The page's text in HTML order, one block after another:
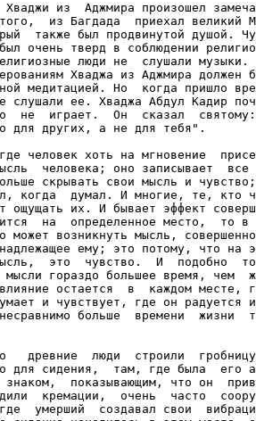
Хваджи из  Аджмира произошел
из Багдада  приехал великий
также был продвинутой душой.
очень тверд в соблюдении
люди не  слушали музыки.
Хваджа из Аджмира должен
медитацией. Но  когда пришло
ее. Хваджа Абдул Кадир
не  играет.  Он  сказал
для других, а не для тебя".
человек хоть на мгновение
человека; оно записывает
скрывать свои мысль и
когда  думал. И многие, те, кто
ощущать их. И бывает эффект
на  определенное место,  то
возникнуть мысль,
ему; это потому, что на
это  чувство.  И  подобно
мысли гораздо большее время, чем
остается  в  каждом месте,
и чувствует, где он радуется
больше  времени  жизни
древние  люди  строили
для сидения,  там, где была  его
знаком,  показывающим, что он
кремации,  очень  часто
умерший  создавал свои